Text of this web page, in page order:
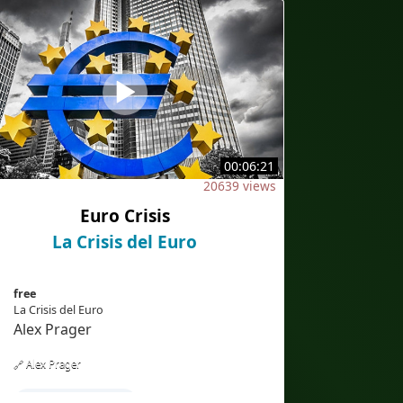
00:06:21
20639 views
Euro Crisis
La Crisis del Euro
free
La Crisis del Euro
Alex Prager
🔗 Alex Prager